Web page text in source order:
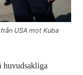
USA mot Kuba
huvudsakliga